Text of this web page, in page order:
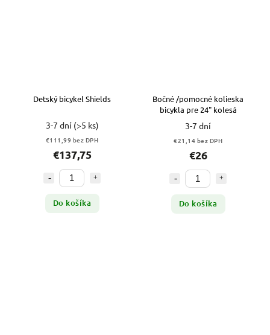
Detský bicykel Shields
3-7 dní (>5 ks)
€111,99 bez DPH
€137,75
Do košíka
Bočné /pomocné kolieska
bicykla pre 24" kolesá
3-7 dní
€21,14 bez DPH
€26
Do košíka